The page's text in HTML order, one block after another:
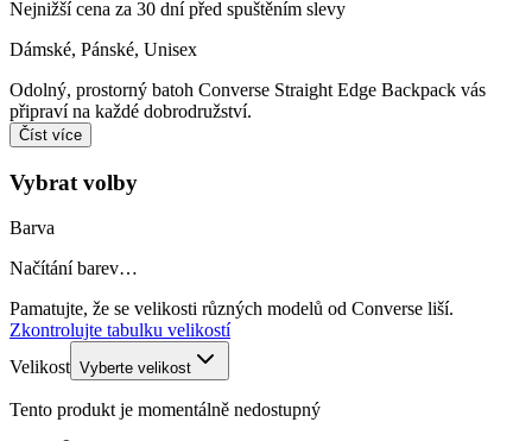
Nejnižší cena za 30 dní před spuštěním slevy
Dámské, Pánské, Unisex
Odolný, prostorný batoh Converse Straight Edge Backpack vás
připraví na každé dobrodružství.
Číst více
Vybrat volby
Barva
Načítání barev…
Pamatujte, že se velikosti různých modelů od Converse liší.
Zkontrolujte tabulku velikostí
Velikost Vyberte velikost
Tento produkt je momentálně nedostupný